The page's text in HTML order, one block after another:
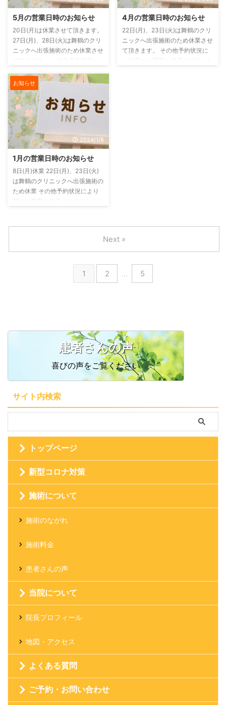
5月の営業日時のお知らせ
20日(月)は休業させて頂きます。
27日(月)、28日(火)は舞鶴のクリ
ニックへ出張施術のため休業させ
だく場合もありますのでご予約の
方はお早めにご連絡をお願いいた
します。 電話がつながらない場
合もありますのでその場合には、
ご連絡はLINE または お問い合わ
せフォーム からお願いします。
4月の営業日時のお知らせ
22日(月)、23日(火)は舞鶴のクリ
ニックへ出張施術のため休業させ
て頂きます。 その他予約状況に
お知らせ
2024/1/8
1月の営業日時のお知らせ
8日(月)休業 22日(月)、23日(火)
は舞鶴のクリニックへ出張施術の
ため休業 その他予約状況により
絡はLINE または お問い合わせフ
1 2 … 5
Next »
患者さんの声
喜びの声をご覧ください
サイト内検索
トップページ
新型コロナ対策
施術について
施術のながれ
施術料金
患者さんの声
当院について
院長プロフィール
地図・アクセス
よくある質問
ご予約・お問い合わせ